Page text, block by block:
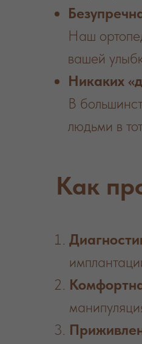
Наш
вашей
Никаких
В
людьми в
Как